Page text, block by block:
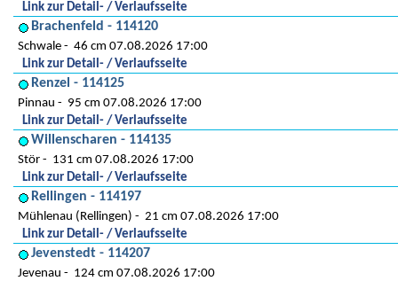
Link zur Detail- / Verlaufsseite
Brachenfeld - 114120
Schwale
46 cm 07.08.2026 17:00
Link zur Detail- / Verlaufsseite
Renzel - 114125
Pinnau
95 cm 07.08.2026 17:00
Link zur Detail- / Verlaufsseite
Willenscharen - 114135
Stör
131 cm 07.08.2026 17:00
Link zur Detail- / Verlaufsseite
Rellingen - 114197
Mühlenau (Rellingen)
21 cm 07.08.2026 17:00
Link zur Detail- / Verlaufsseite
Jevenstedt - 114207
Jevenau
124 cm 07.08.2026 17:00